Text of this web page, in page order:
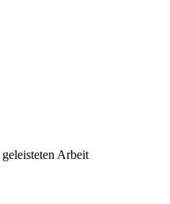
Arbeit